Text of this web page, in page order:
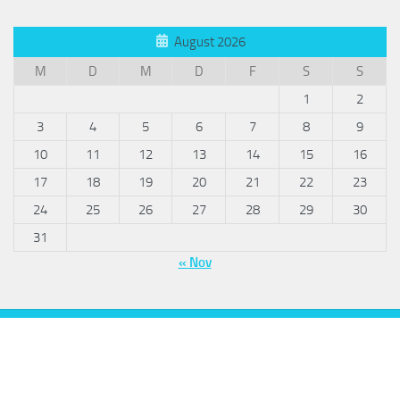
August 2026
M
D M D F S
S
1
2
3
4 5 6 7 8
9
10
11 12 13 14 15
16
17
18 19 20 21 22
23
24
25 26 27 28 29
30
31
« Nov